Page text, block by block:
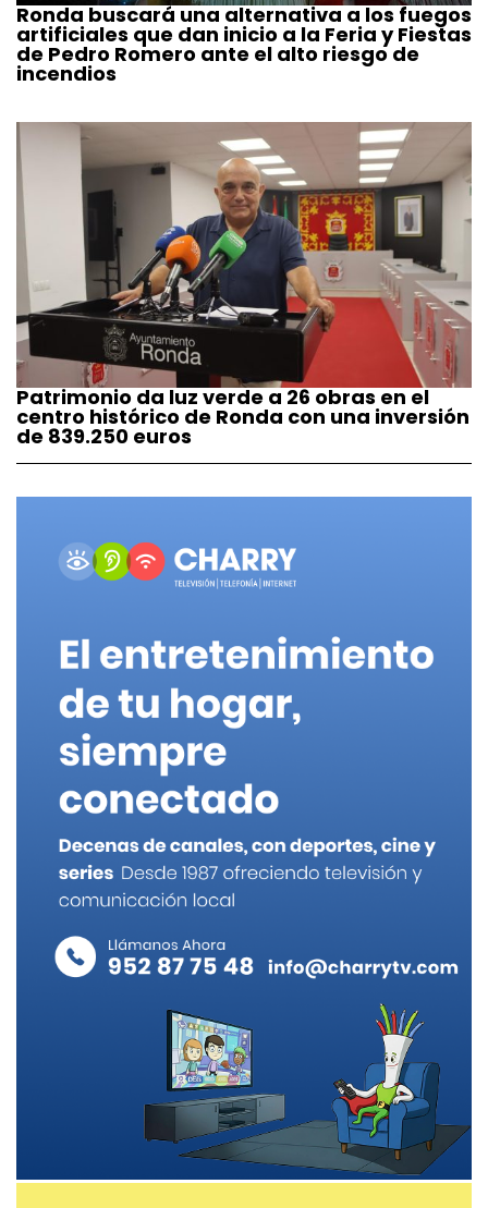
Ronda buscará una alternativa a los fuegos
artificiales que dan inicio a la Feria y Fiestas
de Pedro Romero ante el alto riesgo de
incendios
Patrimonio da luz verde a 26 obras en el
centro histórico de Ronda con una inversión
de 839.250 euros